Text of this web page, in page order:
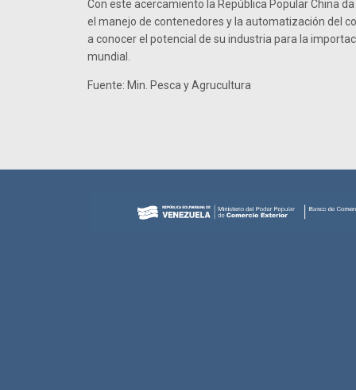
Con este acercamiento la República Popular China
el manejo de contenedores y la automatización del
a conocer el potencial de su industria para la
mundial.
Fuente: Min. Pesca y Agrucultura